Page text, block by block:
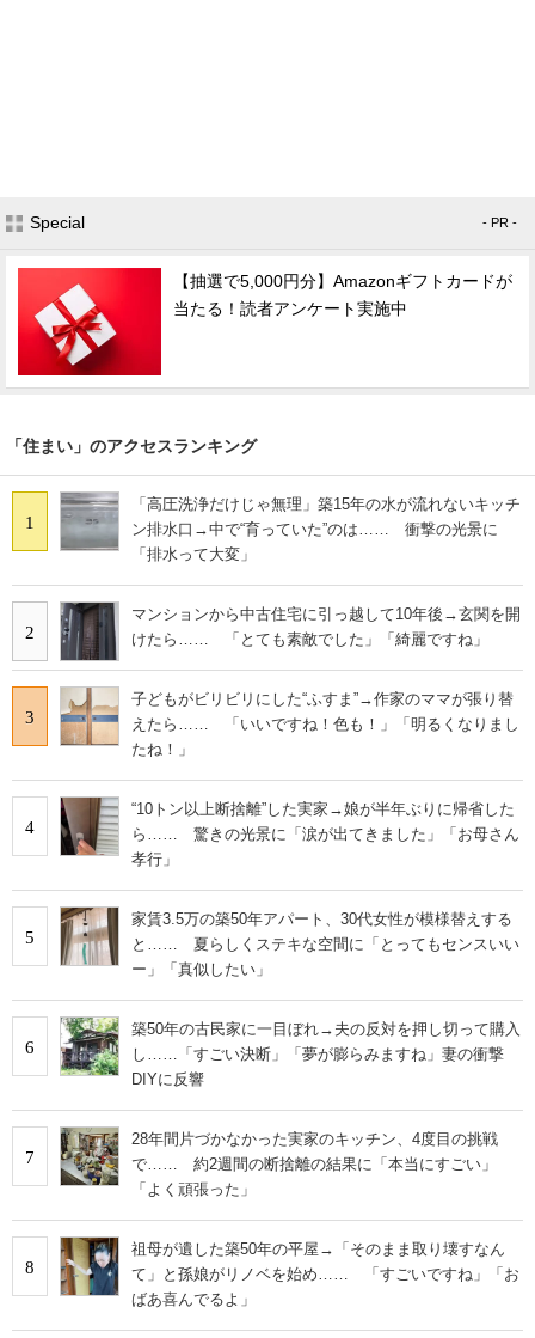
Special - PR -
【抽選で5,000円分】Amazonギフトカードが
当たる！読者アンケート実施中
「住まい」のアクセスランキング
1
「高圧洗浄だけじゃ無理」築15年の水が流れないキッチ
ン排水口→中で“育っていた”のは…… 衝撃の光景に
「排水って大変」
2
マンションから中古住宅に引っ越して10年後→玄関を開
けたら…… 「とても素敵でした」「綺麗ですね」
3
子どもがビリビリにした“ふすま”→作家のママが張り替
えたら…… 「いいですね！色も！」「明るくなりまし
たね！」
4
“10トン以上断捨離”した実家→娘が半年ぶりに帰省した
ら…… 驚きの光景に「涙が出てきました」「お母さん
孝行」
5
家賃3.5万の築50年アパート、30代女性が模様替えする
と…… 夏らしくステキな空間に「とってもセンスいい
ー」「真似したい」
6
築50年の古民家に一目ぼれ→夫の反対を押し切って購入
し……「すごい決断」「夢が膨らみますね」妻の衝撃
DIYに反響
7
28年間片づかなかった実家のキッチン、4度目の挑戦
で…… 約2週間の断捨離の結果に「本当にすごい」
「よく頑張った」
8
祖母が遺した築50年の平屋→「そのまま取り壊すなん
て」と孫娘がリノベを始め…… 「すごいですね」「お
ばあ喜んでるよ」